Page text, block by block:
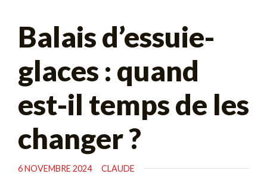
Balais d’essuie-
glaces : quand
est-il temps de les
changer ?
6 NOVEMBRE 2024 CLAUDE